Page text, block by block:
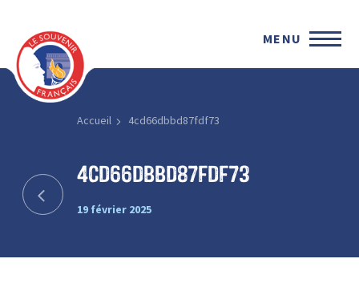
MENU
Accueil 4cd66dbbd87fdf73
4cd66dbbd87fdf73
19 février 2025